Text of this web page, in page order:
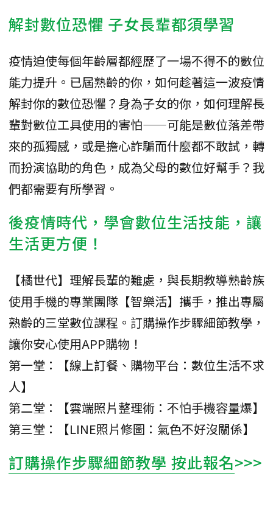
解封數位恐懼 子女長輩都須學習
疫情迫使每個年齡層都經歷了一場不得不的數位
能力提升。已屆熟齡的你，如何趁著這一波疫情
解封你的數位恐懼？身為子女的你，如何理解長
輩對數位工具使用的害怕——可能是數位落差帶
來的孤獨感，或是擔心詐騙而什麼都不敢試，轉
而扮演協助的角色，成為父母的數位好幫手？我
們都需要有所學習。
後疫情時代，學會數位生活技能，讓
生活更方便！
【橘世代】理解長輩的難處，與長期教導熟齡族
使用手機的專業團隊【智樂活】攜手，推出專屬
熟齡的三堂數位課程。訂購操作步驟細節教學，
讓你安心使用APP購物！
第一堂：【線上訂餐、購物平台：數位生活不求
人】
第二堂：【雲端照片整理術：不怕手機容量爆】
第三堂：【LINE照片修圖：氣色不好沒關係】
訂購操作步驟細節教學 按此報名>>>